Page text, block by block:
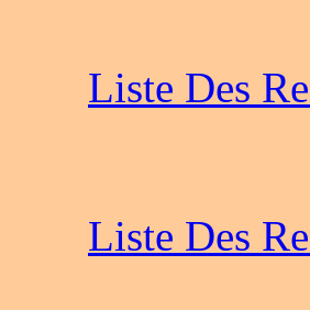
Liste Des
Liste Des